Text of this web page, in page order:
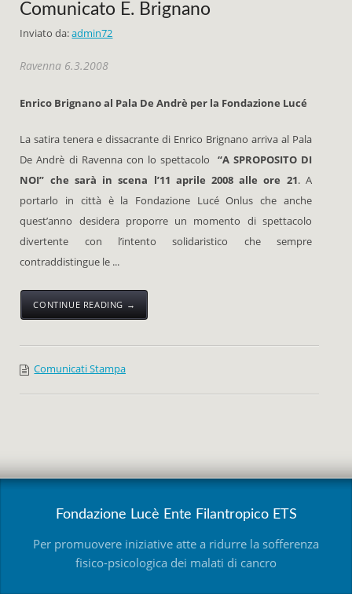
Comunicato E. Brignano
Inviato da:admin72
Ravenna 6.3.2008
Enrico Brignano al Pala De Andrè per la Fondazione Lucé
La satira tenera e dissacrante di Enrico Brignano arriva al Pala
De Andrè di Ravenna con lo spettacolo “A SPROPOSITO DI
NOI” che sarà in scena l’11 aprile 2008 alle ore 21. A
portarlo in città è la Fondazione Lucé Onlus che anche
quest’anno desidera proporre un momento di spettacolo
divertente con l’intento solidaristico che sempre
contraddistingue le ...
CONTINUE READING →
Comunicati Stampa
Fondazione Lucè Ente Filantropico ETS
Per promuovere iniziative atte a ridurre la sofferenza
fisico-psicologica dei malati di cancro